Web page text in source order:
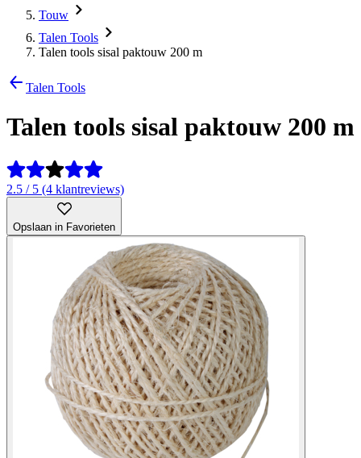
Touw
Talen Tools
Talen tools sisal paktouw 200 m
Talen Tools
Talen tools sisal paktouw 200 m
2.5 / 5 (4 klantreviews)
Opslaan in Favorieten